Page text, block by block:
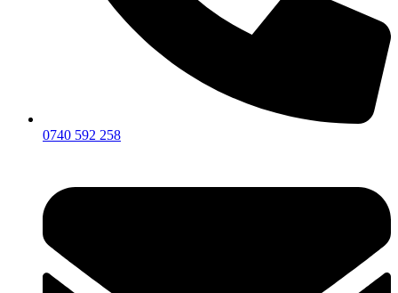
0740 592 258